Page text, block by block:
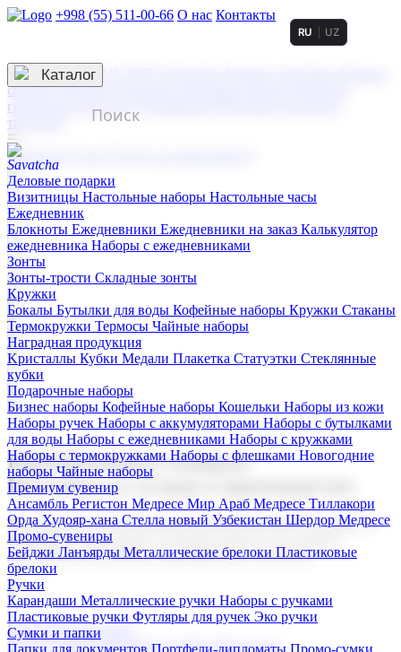
+998 (55) 511-00-66 О нас Контакты
3D гравировка
смолой (Doming)
гравировка твердая
тиснение
RU UZ
☰
Контакты
Каталог
Деловые подарки
Визитницы Настольные наборы Настольные часы
Ежедневник
Блокноты Ежедневники Ежедневники на заказ Калькулятор
ежедневника Наборы с ежедневниками
Зонты
Зонты-трости Складные зонты
Кружки
Бокалы Бутылки для воды Кофейные наборы Кружки Стаканы
Термокружки Термосы Чайные наборы
Наградная продукция
Kристаллы Кубки Медали Плакетка Статуэтки Стеклянные
кубки
Подарочные наборы
Бизнес наборы Кофейные наборы Кошельки Наборы из кожи
Наборы ручек Наборы с аккумуляторами Наборы с бутылками
для воды Наборы с ежедневниками Наборы с кружками
Наборы с термокружками Наборы с флешками Новогодние
наборы Чайные наборы
Премиум сувенир
Ансамбль Регистон Медресе Мир Араб Медресе Тиллакори
Орда Худояр-хана Стелла новый Узбекистан Шердор Медресе
Промо-сувениры
Бейджи Ланъярды Металлические брелоки Пластиковые
брелоки
Ручки
Карандаши Металлические ручки Наборы с ручками
Пластиковые ручки Футляры для ручек Эко ручки
Сумки и папки
Папки для документов Портфели-дипломаты Промо-сумки
Корпоративные подарки
Поставка со склада и производство
Мы предлагаем широкий выбор корпоративных подарков и
сувениров с логотипом. В нашем каталоге вы найдете
продукцию для бизнеса, мероприятия и клиентов.
Подарочные наборы
Бизнес наборыКофейные наборы Кошельки